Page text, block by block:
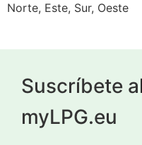
Norte, Este, Sur, Oeste
Suscríbete
myLPG.eu